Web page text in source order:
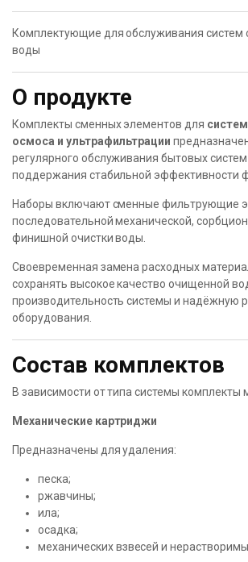
Комплектующие для обслуживания систем
воды
О продукте
Комплекты сменных элементов для
осмоса и ультрафильтрации
регулярного обслуживания бытовых
поддержания стабильной эффективности
Наборы включают сменные фильтрующие
последовательной механической,
финишной очистки воды.
Своевременная замена расходных
сохранять высокое качество очищенной
производительность системы и надёжную
оборудования.
Состав комплектов
В зависимости от типа системы комплекты
Механические картриджи
Предназначены для удаления:
песка;
ржавчины;
ила;
осадка;
механических взвесей и